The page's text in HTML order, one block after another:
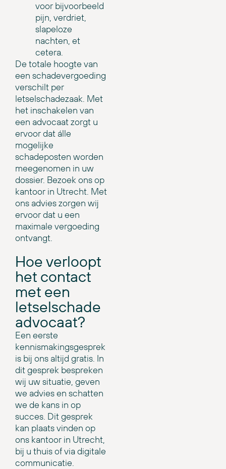
voor bijvoorbeeld
pijn, verdriet,
slapeloze
nachten, et
cetera.
De totale hoogte van
een schadevergoeding
verschilt per
letselschadezaak. Met
het inschakelen van
een advocaat zorgt u
ervoor dat álle
mogelijke
schadeposten worden
meegenomen in uw
dossier. Bezoek ons op
kantoor in Utrecht. Met
ons advies zorgen wij
ervoor dat u een
maximale vergoeding
ontvangt.
Hoe verloopt
het contact
met een
letselschade
advocaat?
Een eerste
kennismakingsgesprek
is bij ons altijd gratis. In
dit gesprek bespreken
wij uw situatie, geven
we advies en schatten
we de kans in op
succes. Dit gesprek
kan plaats vinden op
ons kantoor in Utrecht,
bij u thuis of via digitale
communicatie.